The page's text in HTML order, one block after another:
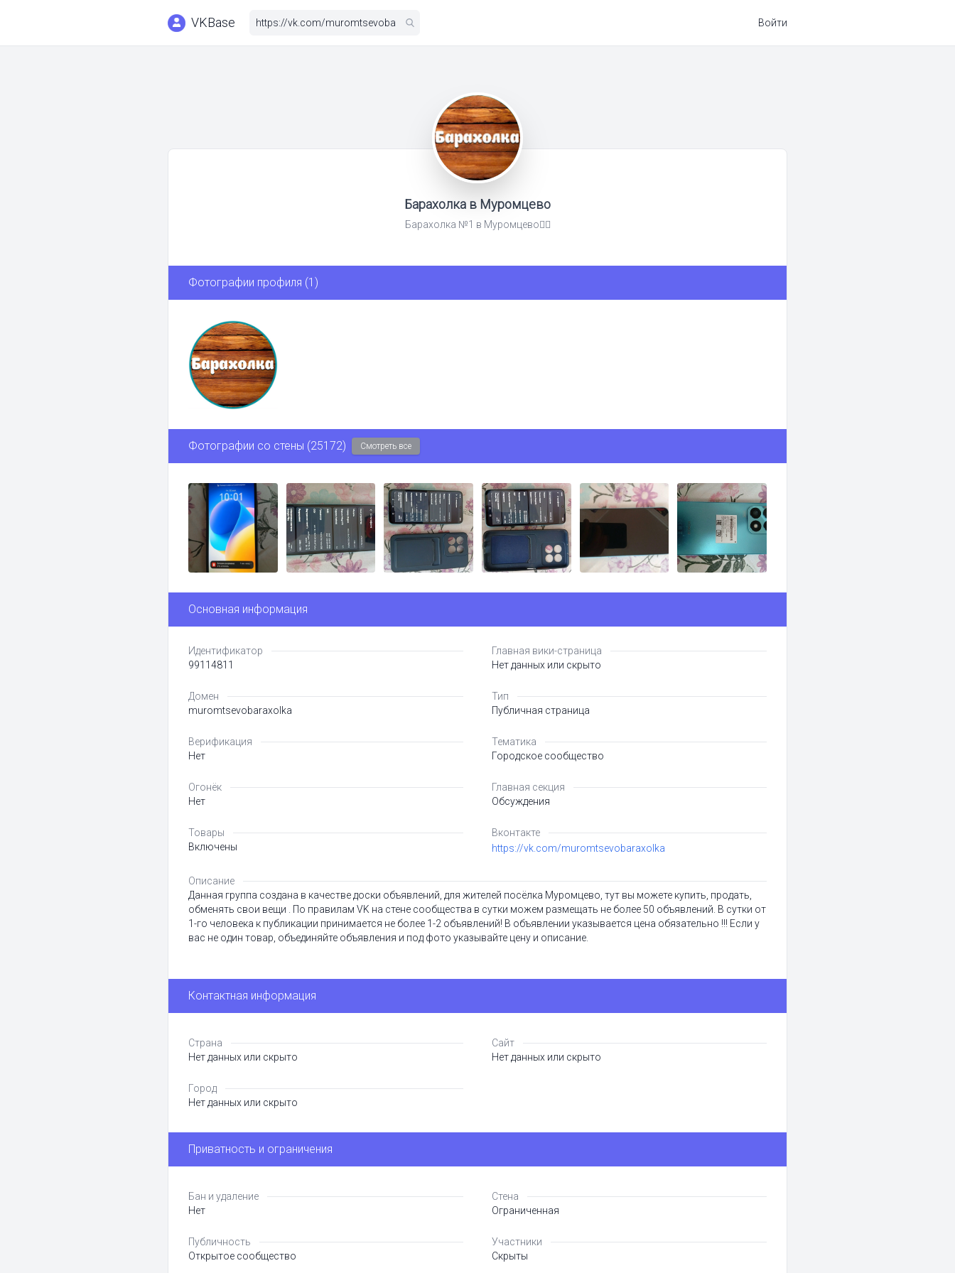
VKBase Войти
Барахолка в Муромцево
Барахолка №1 в Муромцево👇🏻
Фотографии профиля (1)
Фотографии со стены (25172) Смотреть все
Основная информация
Идентификатор
99114811
Домен
muromtsevobaraxolka
Верификация
Нет
Огонёк
Нет
Товары
Включены
Главная вики-страница
Нет данных или скрыто
Тип
Публичная страница
Тематика
Городское сообщество
Главная секция
Обсуждения
Вконтакте
https://vk.com/muromtsevobaraxolka
Описание
Данная группа создана в качестве доски объявлений, для жителей посёлка Муромцево, тут вы можете купить, продать,
обменять свои вещи . По правилам VK на стене сообщества в сутки можем размещать не более 50 объявлений. В сутки от
1-го человека к публикации принимается не более 1-2 объявлений! В объявлении указывается цена обязательно !!! Если у
вас не один товар, объединяйте объявления и под фото указывайте цену и описание.
Контактная информация
Страна
Нет данных или скрыто
Город
Нет данных или скрыто
Сайт
Нет данных или скрыто
Приватность и ограничения
Бан и удаление
Нет
Публичность
Открытое сообщество
Стена
Ограниченная
Участники
Скрыты